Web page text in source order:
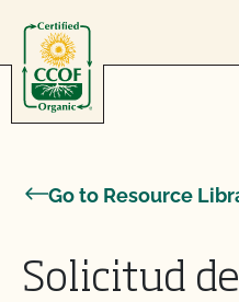
Go to Resource
Solicitud